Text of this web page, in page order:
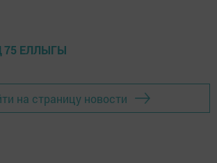
75 ЕЛЛЫГЫ
на страницу новости